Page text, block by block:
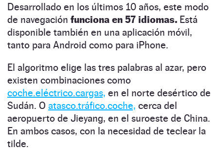
Desarrollado en los últimos 10 años, este modo
de navegación funciona en 57 idiomas. Está
disponible también en una aplicación móvil,
tanto para Android como para iPhone.
El algoritmo elige las tres palabras al azar, pero
existen combinaciones como
coche.eléctrico.cargas, en el norte desértico de
Sudán. O atasco.tráfico.coche, cerca del
aeropuerto de Jieyang, en el suroeste de China.
En ambos casos, con la necesidad de teclear la
tilde.